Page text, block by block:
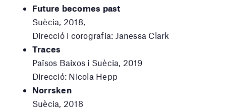
Future becomes past
Suècia, 2018,
Direcció i corografia: Janessa Clark
Traces
Països Baixos i Suècia, 2019
Direcció: Nicola Hepp
Norrsken
Suècia, 2018